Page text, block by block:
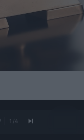
1 /4